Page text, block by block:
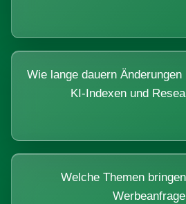
Wie lange dauern
KI-Indexen und
Welche Themen